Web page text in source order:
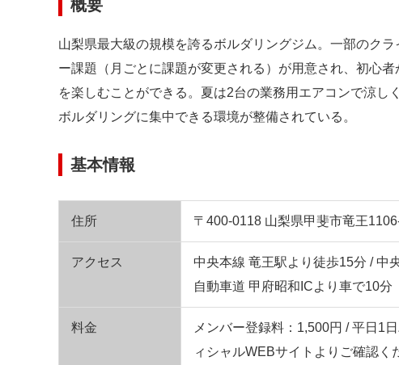
概要
山梨県最大級の規模を誇るボルダリングジム。一部のク
ー課題（月ごとに課題が変更される）が用意され、初心
を楽しむことができる。夏は2台の業務用エアコンで涼し
ボルダリングに集中できる環境が整備されている。
基本情報
住所 〒400-0118 山梨県甲斐市竜王
アクセス
中央本線 竜王駅より徒歩15分 / 中
自動車道 甲府昭和ICより車で10分
料金
メンバー登録料：1,500円 / 平日
ィシャルWEBサイトよりご確認く